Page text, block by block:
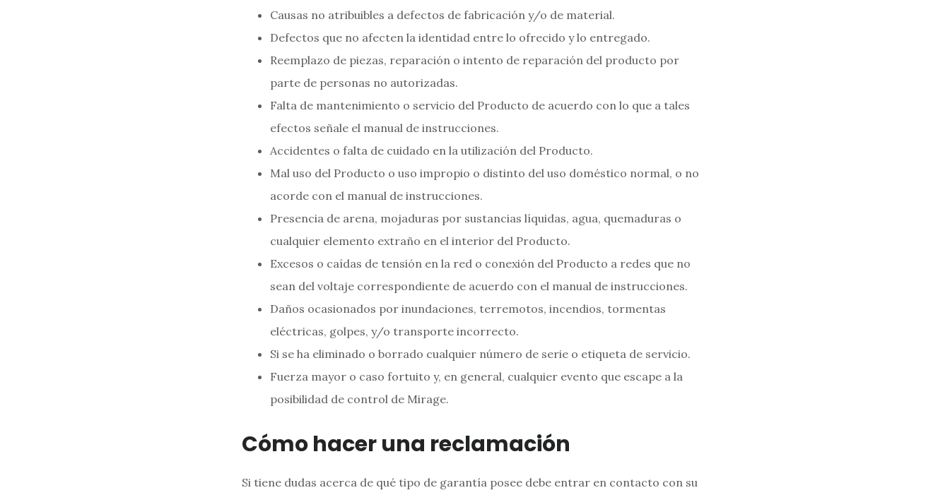
Causas no atribuibles a defectos de fabricación y/o de material.
Defectos que no afecten la identidad entre lo ofrecido y lo entregado.
Reemplazo de piezas, reparación o intento de reparación del producto por
parte de personas no autorizadas.
Falta de mantenimiento o servicio del Producto de acuerdo con lo que a tales
efectos señale el manual de instrucciones.
Accidentes o falta de cuidado en la utilización del Producto.
Mal uso del Producto o uso impropio o distinto del uso doméstico normal, o no
acorde con el manual de instrucciones.
Presencia de arena, mojaduras por sustancias líquidas, agua, quemaduras o
cualquier elemento extraño en el interior del Producto.
Excesos o caídas de tensión en la red o conexión del Producto a redes que no
sean del voltaje correspondiente de acuerdo con el manual de instrucciones.
Daños ocasionados por inundaciones, terremotos, incendios, tormentas
eléctricas, golpes, y/o transporte incorrecto.
Si se ha eliminado o borrado cualquier número de serie o etiqueta de servicio.
Fuerza mayor o caso fortuito y, en general, cualquier evento que escape a la
posibilidad de control de Mirage.
Cómo hacer una reclamación
Si tiene dudas acerca de qué tipo de garantía posee debe entrar en contacto con su